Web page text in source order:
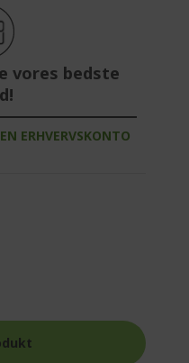
vores bedste
ERHVERVSKONTO